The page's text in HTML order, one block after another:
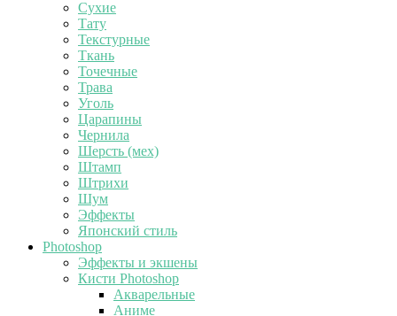
Сухие
Тату
Текстурные
Ткань
Точечные
Трава
Уголь
Царапины
Чернила
Шерсть (мех)
Штамп
Штрихи
Шум
Эффекты
Японский стиль
Photoshop
Эффекты и экшены
Кисти Photoshop
Акварельные
Аниме